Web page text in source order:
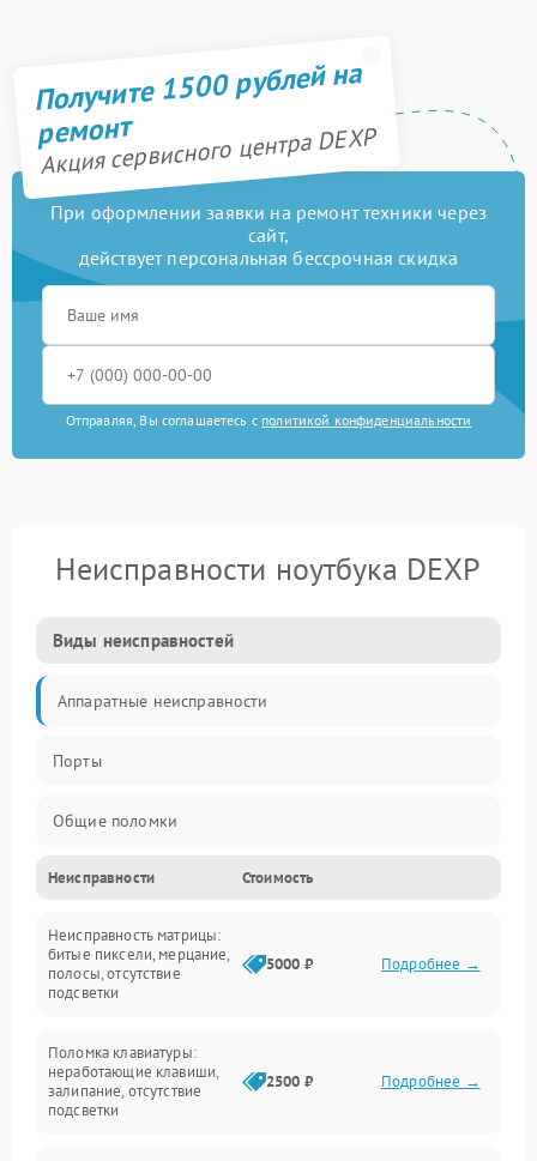
Получите 1500 рублей на
ремонт
Акция сервисного центра DEXP
При оформлении заявки на ремонт техники через
сайт,
действует персональная бессрочная скидка
Отправляя, Вы соглашаетесь с политикой конфиденциальности
Неисправности ноутбука DEXP
Виды неисправностей
Аппаратные неисправности
Порты
Общие поломки
Устройства
Программные ошибки
Электрические и системные сбои
Интерфейсные проблемы
Батарея
Неисправности Стоимость
Неисправность матрицы:
битые пиксели, мерцание,
полосы, отсутствие
подсветки
5000 ₽ Подробнее →
Поломка клавиатуры:
неработающие клавиши,
залипание, отсутствие
подсветки
2500 ₽ Подробнее →